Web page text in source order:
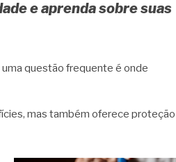
e aprenda sobre suas
questão frequente é onde
mas também oferece proteção